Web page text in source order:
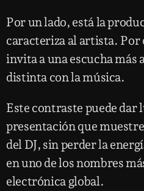
Por un lado, está la
caracteriza al artista. Por
invita a una escucha más
distinta con la música.
Este contraste puede dar
presentación que
del DJ, sin perder la
en uno de los nombres
electrónica global.